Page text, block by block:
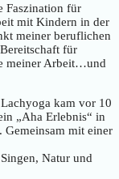
Faszination für
mit Kindern in der
meiner beruflichen
für
meiner Arbeit…und
kam vor 10
„Aha Erlebnis“ in
Gemeinsam mit einer
Natur und